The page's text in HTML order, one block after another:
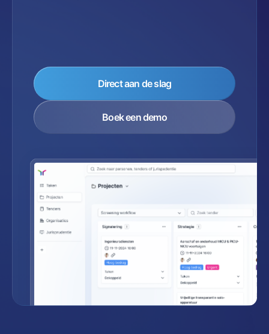
Direct aan de slag
Boek een demo